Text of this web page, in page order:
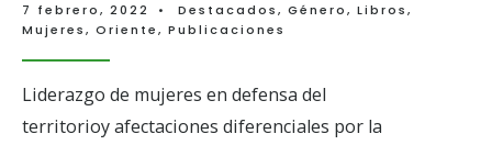
7 febrero, 2022 • Destacados, Género, Libros,
Mujeres, Oriente, Publicaciones
Liderazgo de mujeres en defensa del
territorioy afectaciones diferenciales por la